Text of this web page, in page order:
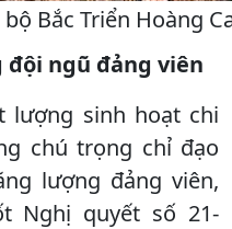
bộ Bắc Triển Hoàng
ngũ đảng viên
lượng sinh hoạt chi
chú trọng chỉ đạo
lượng đảng viên,
Nghị quyết số 21-